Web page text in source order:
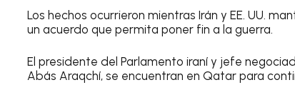
Los hechos ocurrieron mientras Irán y EE. UU.
un acuerdo que permita poner fin a la guerra.
El presidente del Parlamento iraní y jefe
Abás Araqchí, se encuentran en Qatar para